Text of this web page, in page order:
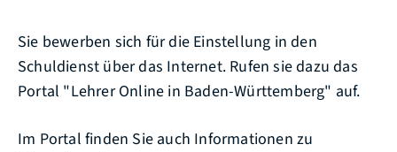
Sie bewerben sich für die Einstellung in den
Schuldienst über das Internet. Rufen sie dazu das
Portal "Lehrer Online in Baden-Württemberg" auf.
Im Portal finden Sie auch Informationen zu